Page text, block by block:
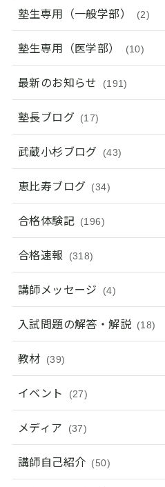
塾生専用（一般学部） (2)
塾生専用（医学部） (10)
最新のお知らせ (191)
塾長ブログ (17)
武蔵小杉ブログ (43)
恵比寿ブログ (34)
合格体験記 (196)
合格速報 (318)
講師メッセージ (4)
入試問題の解答・解説 (18)
教材 (39)
イベント (27)
メディア (37)
講師自己紹介 (50)